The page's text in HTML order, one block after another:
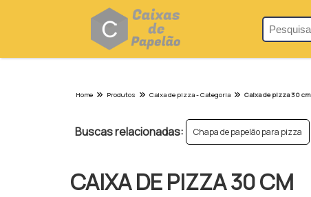
Home Produtos Caixa de pizza - Categoria Caixa de pizza 30 cm
Buscas relacionadas: Chapa de papelão para pizza
CAIXA DE PIZZA 30 CM